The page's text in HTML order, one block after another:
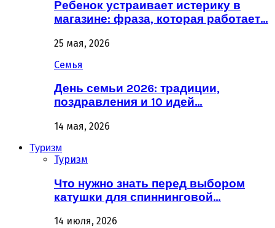
Ребенок устраивает истерику в
магазине: фраза, которая работает…
25 мая, 2026
Семья
День семьи 2026: традиции,
поздравления и 10 идей…
14 мая, 2026
Туризм
Туризм
Что нужно знать перед выбором
катушки для спиннинговой…
14 июля, 2026